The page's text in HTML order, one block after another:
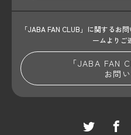
「JABA FAN CLUB」に関するお問
ームよりご
「JABA FAN
お問